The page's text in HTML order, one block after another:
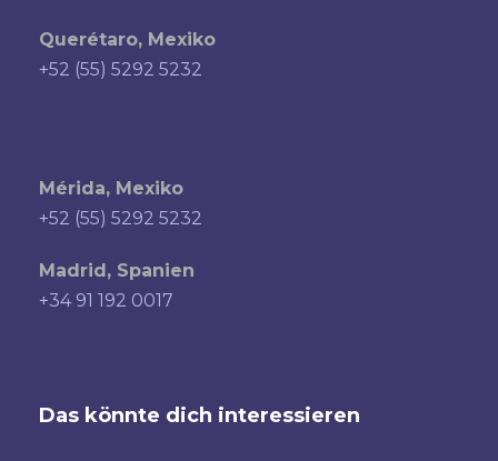
Querétaro, Mexiko
+52 (55) 5292 5232
Mérida, Mexiko
+52 (55) 5292 5232
Madrid, Spanien
+34 91 192 0017
Das könnte dich interessieren